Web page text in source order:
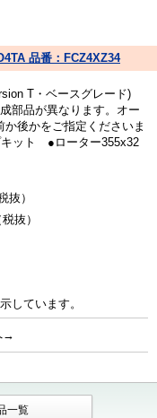
品番：FCZ4XZ34
T・ベースグレード)
部品が異なります。オー
後かをご指定くださいま
ット ●ローター355x32
抜）
抜）
しています。
→
一覧